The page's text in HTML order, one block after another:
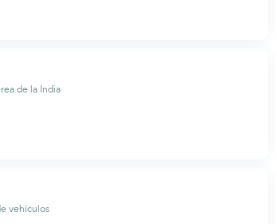
de la India
vehículos